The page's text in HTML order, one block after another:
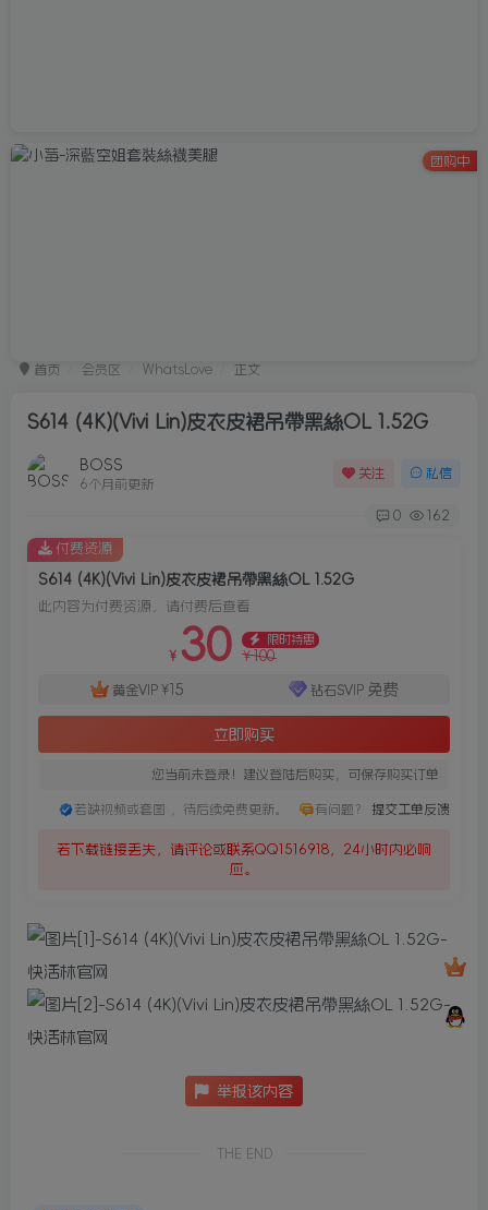
团购中
首页 会员区 WhatsLove 正文
S614 (4K)(Vivi Lin)皮衣皮裙吊帶黑絲OL 1.52G
BOSS
6个月前更新
关注 私信
0 162
S614 (4K)(Vivi Lin)皮衣皮裙吊帶黑絲OL 1.52G
此内容为付费资源，请付费后查看
¥ 30
限时特惠
¥ 100
黄金VIP ¥15 钻石SVIP 免费
立即购买
您当前未登录！建议登陆后购买，可保存购买订单
若缺视频或套图 ，待后续免费更新。 有问题？ 提交工单反馈
若下载链接丢失，请评论或联系QQ1516918，24小时内必响
应。
付费资源
举报该内容
THE END